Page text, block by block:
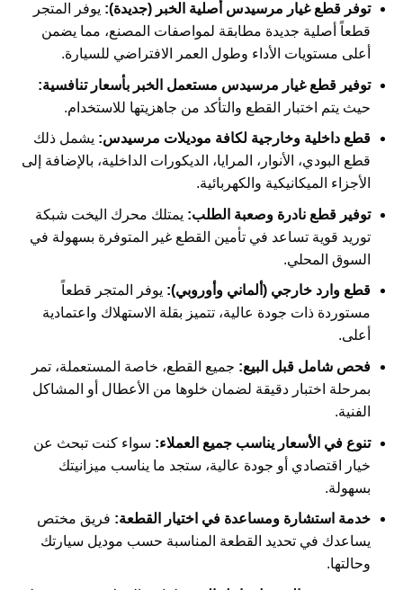
توفر قطع غيار مرسيدس أصلية الخبر (جديدة): يوفر المتجر
قطعاً أصلية جديدة مطابقة لمواصفات المصنع، مما يضمن
أعلى مستويات الأداء وطول العمر الافتراضي للسيارة.
توفير قطع غيار مرسيدس مستعمل الخبر بأسعار تنافسية:
حيث يتم اختبار القطع والتأكد من جاهزيتها للاستخدام.
قطع داخلية وخارجية لكافة موديلات مرسيدس: يشمل ذلك
قطع البودي، الأنوار، المرايا، الديكورات الداخلية، بالإضافة إلى
الأجزاء الميكانيكية والكهربائية.
توفير قطع نادرة وصعبة الطلب: يمتلك محرك اليخت شبكة
توريد قوية تساعد في تأمين القطع غير المتوفرة بسهولة في
السوق المحلي.
قطع وارد خارجي (ألماني وأوروبي): يوفر المتجر قطعاً
مستوردة ذات جودة عالية، تتميز بقلة الاستهلاك واعتمادية
أعلى.
فحص شامل قبل البيع: جميع القطع، خاصة المستعملة، تمر
بمرحلة اختبار دقيقة لضمان خلوها من الأعطال أو المشاكل
الفنية.
تنوع في الأسعار يناسب جميع العملاء: سواء كنت تبحث عن
خيار اقتصادي أو جودة عالية، ستجد ما يناسب ميزانيتك
بسهولة.
خدمة استشارة ومساعدة في اختيار القطعة: فريق مختص
يساعدك في تحديد القطعة المناسبة حسب موديل سيارتك
وحالتها.